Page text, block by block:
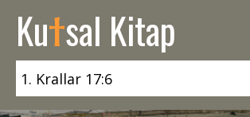
Kutsal Kitap